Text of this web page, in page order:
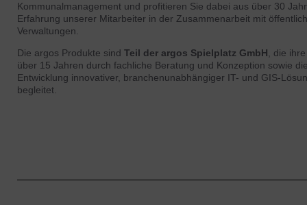
Kommunalmanagement und profitieren Sie dabei aus über 30
Erfahrung unserer Mitarbeiter in der Zusammenarbeit mit
Verwaltungen.
Die argos Produkte sind Teil der argos Spielplatz GmbH , die
über 15 Jahren durch fachliche Beratung und Konzeption sowie
Entwicklung innovativer, branchenunabhängiger IT- und GIS-
begleitet.